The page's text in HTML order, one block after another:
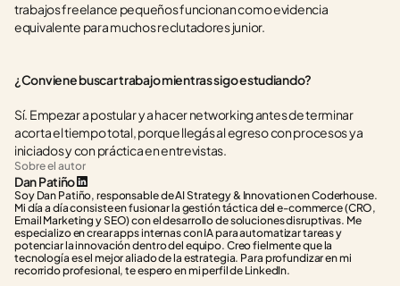
trabajos freelance pequeños funcionan como evidencia
equivalente para muchos reclutadores junior.
¿Conviene buscar trabajo mientras sigo estudiando?
Sí. Empezar a postular y a hacer networking antes de terminar
acorta el tiempo total, porque llegás al egreso con procesos ya
iniciados y con práctica en entrevistas.
Sobre el autor
Dan Patiño
Soy Dan Patiño, responsable de AI Strategy & Innovation en Coderhouse.
Mi día a día consiste en fusionar la gestión táctica del e-commerce (CRO,
Email Marketing y SEO) con el desarrollo de soluciones disruptivas. Me
especializo en crear apps internas con IA para automatizar tareas y
potenciar la innovación dentro del equipo. Creo fielmente que la
tecnología es el mejor aliado de la estrategia. Para profundizar en mi
recorrido profesional, te espero en mi perfil de LinkedIn.